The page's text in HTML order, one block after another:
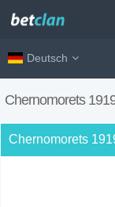
Deutsch
Chernomorets
Chernomorets